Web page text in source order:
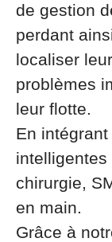
de gestion
perdant
localiser
problèmes
leur flotte.
En
chirurgie,
en main.
Grâce à